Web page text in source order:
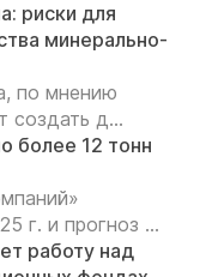
риски для
минерально-
по мнению
создать д...
более 12 тонн
г. и прогноз ...
работу над